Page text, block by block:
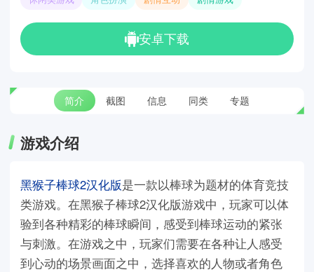
安卓下载
简介 截图 信息 同类 专题
游戏介绍
黑猴子棒球2汉化版是一款以棒球为题材的体育竞技
类游戏。在黑猴子棒球2汉化版游戏中，玩家可以体
验到各种精彩的棒球瞬间，感受到棒球运动的紧张
与刺激。在游戏之中，玩家们需要在各种让人感受
到心动的场景画面之中，选择喜欢的人物或者角色